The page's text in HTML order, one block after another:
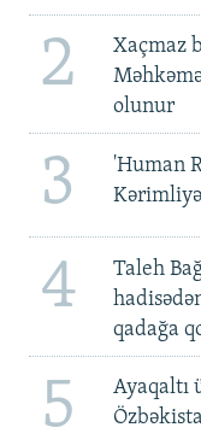
2
Xaçmaz
olunur
3
'Human
Kərimliyə
4
Taleh
qadağa
5
Ayaqaltı